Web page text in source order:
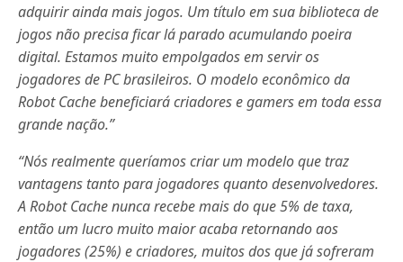
adquirir ainda mais jogos. Um título em sua biblioteca de
jogos não precisa ficar lá parado acumulando poeira
digital. Estamos muito empolgados em servir os
jogadores de PC brasileiros. O modelo econômico da
Robot Cache beneficiará criadores e gamers em toda essa
grande nação.”
“Nós realmente queríamos criar um modelo que traz
vantagens tanto para jogadores quanto desenvolvedores.
A Robot Cache nunca recebe mais do que 5% de taxa,
então um lucro muito maior acaba retornando aos
jogadores (25%) e criadores, muitos dos que já sofreram